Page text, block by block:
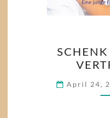
April 24,